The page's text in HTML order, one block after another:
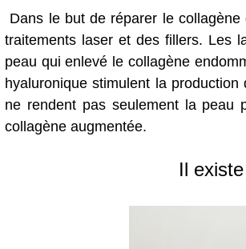
Dans le but de réparer le
traitements laser et des fillers. Les
peau qui enlevé le collagène
hyaluronique stimulent la
ne rendent pas seulement la
collagène augmentée.
Il